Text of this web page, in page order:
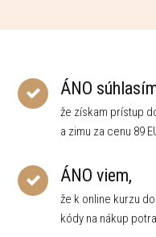
ÁNO
že získam prístup
a zimu za cenu 89
ÁNO viem,
že k online kurzu
kódy na nákup